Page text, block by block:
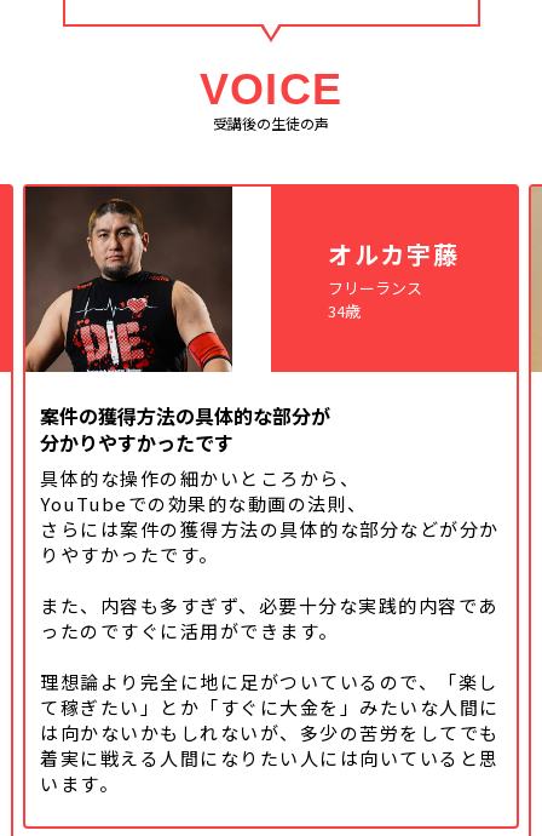
VOICE
受講後の生徒の声
オルカ宇藤
フリーランス
34歳
案件の獲得方法の具体的な部分が
分かりやすかったです
具体的な操作の細かいところから、
YouTubeでの効果的な動画の法則、
さらには案件の獲得方法の具体的な部分などが分か
りやすかったです。
また、内容も多すぎず、必要十分な実践的内容であ
ったのですぐに活用ができます。
理想論より完全に地に足がついているので、「楽し
て稼ぎたい」とか「すぐに大金を」みたいな人間に
は向かないかもしれないが、多少の苦労をしてでも
着実に戦える人間になりたい人には向いていると思
います。